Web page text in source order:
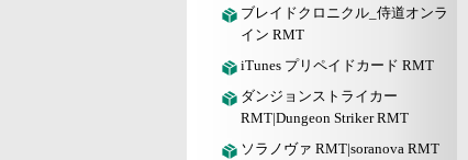
ブレイドクロニクル_侍道オンラ
イン RMT
iTunes プリペイドカード RMT
ダンジョンストライカー
RMT|Dungeon Striker RMT
ソラノヴァ RMT|soranova RMT